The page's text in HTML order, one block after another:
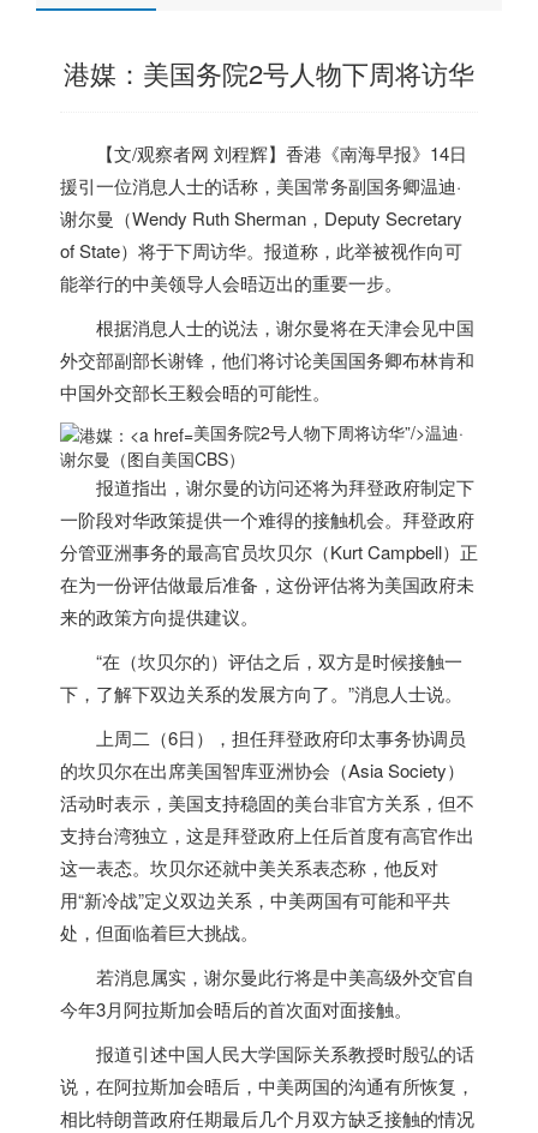
港媒：美国务院2号人物下周将访华
【文/观察者网 刘程辉】香港《南海早报》14日
援引一位消息人士的话称， 美国常务副国务卿温迪·
谢尔曼（Wendy Ruth Sherman，Deputy Secretary
of State）将于下周访华。报道称，此举被视作向可
能举行的中美领导人会晤迈出的重要一步。
根据消息人士的说法，谢尔曼将在天津会见中国
外交部副部长谢锋，他们将讨论美国国务卿布林肯和
中国外交部长王毅会晤的可能性。
美国务院2号人物下周将访华”/>温迪·
谢尔曼（图自美国CBS）
报道指出，谢尔曼的访问还将为拜登政府制定下
一阶段对华政策提供一个难得的接触机会。拜登政府
分管亚洲事务的最高官员坎贝尔（Kurt Campbell）正
在为一份评估做最后准备，这份评估将为美国政府未
来的政策方向提供建议。
“在（坎贝尔的）评估之后，双方是时候接触一
下，了解下双边关系的发展方向了。”消息人士说。
上周二（6日），担任拜登政府印太事务协调员
的坎贝尔在出席美国智库亚洲协会（Asia Society）
活动时表示， 美国支持稳固的美台非官方关系，但不
支持台湾独立，这是拜登政府上任后首度有高官作出
这一表态。坎贝尔还就中美关系表态称，他反对
用“新冷战”定义双边关系，中美两国有可能和平共
处，但面临着巨大挑战。
若消息属实，谢尔曼此行将是中美高级外交官自
今年3月阿拉斯加会晤后的首次面对面接触。
报道引述中国人民大学国际关系教授时殷弘的话
说，在阿拉斯加会晤后，中美两国的沟通有所恢复，
相比特朗普政府任期最后几个月双方缺乏接触的情况